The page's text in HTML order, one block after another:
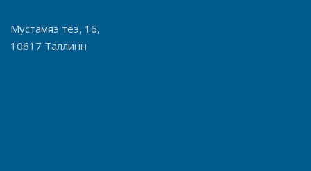
Мустамяэ теэ, 16,
10617 Таллинн